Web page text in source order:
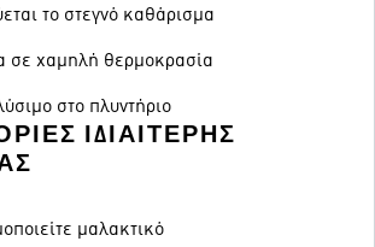
το στεγνό καθάρισμα
σε χαμηλή θερμοκρασία
στο πλυντήριο
ΙΔΙΑΊΤΕΡΗΣ
μαλακτικό